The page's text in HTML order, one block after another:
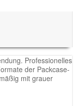
Professionelles
der Packcase-
mit grauer